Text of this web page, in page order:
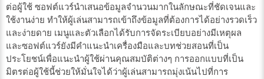
ต่อผู้ใช้ ซอฟต์แวร์นำเสนอข้อมูลจำนวนมากในลักษณะที่ชัดเจนและ
ใช้งานง่าย ทำให้ผู้เล่นสามารถเข้าถึงข้อมูลที่ต้องการได้อย่างรวดเร็ว
และง่ายดาย เมนูและตัวเลือกได้รับการจัดระเบียบอย่างมีเหตุผล
และซอฟต์แวร์ยังมีคำแนะนำเครื่องมือและบทช่วยสอนที่เป็น
ประโยชน์เพื่อแนะนำผู้ใช้ผ่านคุณสมบัติต่างๆ การออกแบบที่เป็น
มิตรต่อผู้ใช้นี้ช่วยให้มั่นใจได้ว่าผู้เล่นสามารถมุ่งเน้นไปที่การ